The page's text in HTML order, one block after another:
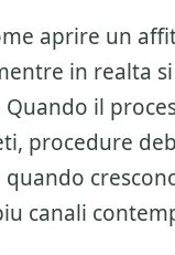
aprire un
in realta
Quando il
procedure
canali